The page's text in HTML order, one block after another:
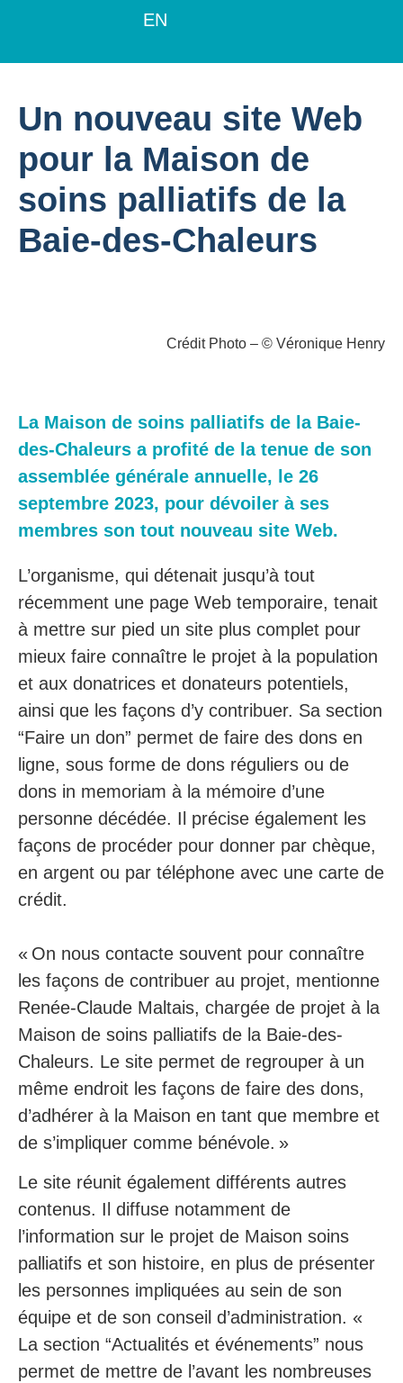
EN
Un nouveau site Web
pour la Maison de
soins palliatifs de la
Baie-des-Chaleurs
Crédit Photo – © Véronique Henry
La Maison de soins palliatifs de la Baie-
des-Chaleurs a profité de la tenue de son
assemblée générale annuelle, le 26
septembre 2023, pour dévoiler à ses
membres son tout nouveau site Web.
L’organisme, qui détenait jusqu’à tout
récemment une page Web temporaire, tenait
à mettre sur pied un site plus complet pour
mieux faire connaître le projet à la population
et aux donatrices et donateurs potentiels,
ainsi que les façons d’y contribuer. Sa section
“Faire un don” permet de faire des dons en
ligne, sous forme de dons réguliers ou de
dons in memoriam à la mémoire d’une
personne décédée. Il précise également les
façons de procéder pour donner par chèque,
en argent ou par téléphone avec une carte de
crédit.
​« On nous contacte souvent pour connaître
les façons de contribuer au projet, mentionne
Renée-Claude Maltais, chargée de projet à la
Maison de soins palliatifs de la Baie-des-
Chaleurs. Le site permet de regrouper à un
même endroit les façons de faire des dons,
d’adhérer à la Maison en tant que membre et
de s’impliquer comme bénévole. »
Le site réunit également différents autres
contenus. Il diffuse notamment de
l’information sur le projet de Maison soins
palliatifs et son histoire, en plus de présenter
les personnes impliquées au sein de son
équipe et de son conseil d’administration. «
La section “Actualités et événements” nous
permet de mettre de l’avant les nombreuses